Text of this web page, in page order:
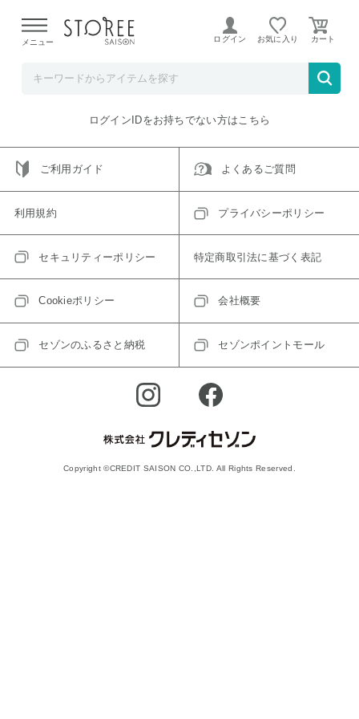
よる配送遅延が発生しております。
メニュー ログイン お気に入り
ご指定のアイテムは取り扱い終了、またはただいま取り扱い
トップへ戻る
ログインIDをお持ちでない方はこちら
ご利用ガイド よくあるご質問
利用規約 プライバシーポリシー
セキュリティーポリシー 特定商取引法に基づく表記
Cookieポリシー 会社概要
セゾンのふるさと納税 セゾンポイントモール
Copyright ©CREDIT SAISON CO.,LTD. All Rights Reserved.